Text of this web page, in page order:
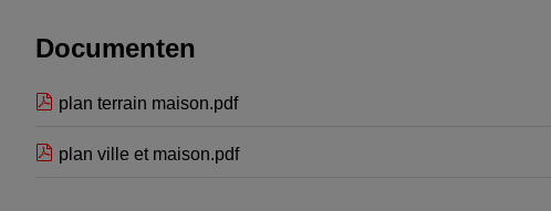
Documenten
plan terrain maison.pdf
plan ville et maison.pdf